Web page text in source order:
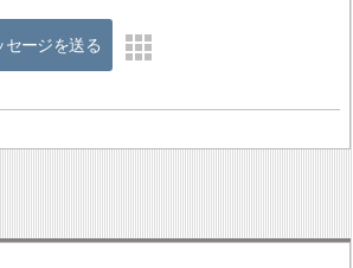
セージを送る